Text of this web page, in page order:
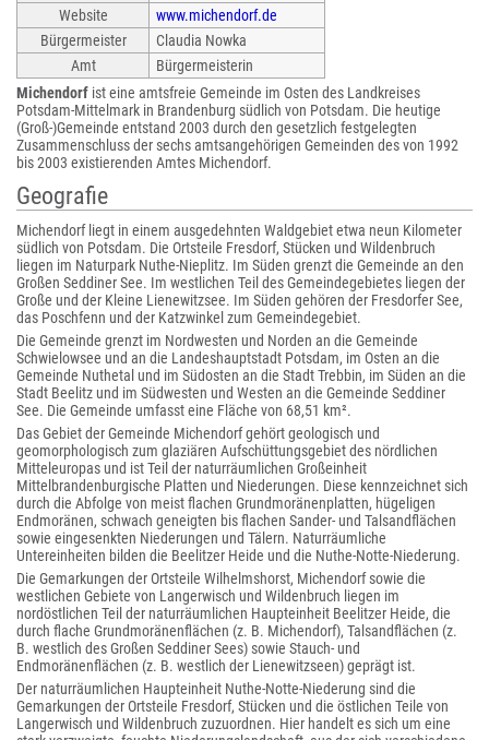
Website
www.michendorf.de
Bürgermeister
Claudia Nowka
Amt
Bürgermeisterin
Michendorf ist eine amtsfreie Gemeinde im Osten des Landkreises
Potsdam-Mittelmark in Brandenburg südlich von Potsdam. Die heutige
(Groß-)Gemeinde entstand 2003 durch den gesetzlich festgelegten
Zusammenschluss der sechs amtsangehörigen Gemeinden des von 1992
bis 2003 existierenden Amtes Michendorf.
Geografie
Michendorf liegt in einem ausgedehnten Waldgebiet etwa neun Kilometer
südlich von Potsdam. Die Ortsteile Fresdorf, Stücken und Wildenbruch
liegen im Naturpark Nuthe-Nieplitz. Im Süden grenzt die Gemeinde an den
Großen Seddiner See. Im westlichen Teil des Gemeindegebietes liegen der
Große und der Kleine Lienewitzsee. Im Süden gehören der Fresdorfer See,
das Poschfenn und der Katzwinkel zum Gemeindegebiet.
Die Gemeinde grenzt im Nordwesten und Norden an die Gemeinde
Schwielowsee und an die Landeshauptstadt Potsdam, im Osten an die
Gemeinde Nuthetal und im Südosten an die Stadt Trebbin, im Süden an die
Stadt Beelitz und im Südwesten und Westen an die Gemeinde Seddiner
See. Die Gemeinde umfasst eine Fläche von 68,51 km².
Das Gebiet der Gemeinde Michendorf gehört geologisch und
geomorphologisch zum glaziären Aufschüttungsgebiet des nördlichen
Mitteleuropas und ist Teil der naturräumlichen Großeinheit
Mittelbrandenburgische Platten und Niederungen. Diese kennzeichnet sich
durch die Abfolge von meist flachen Grundmoränenplatten, hügeligen
Endmoränen, schwach geneigten bis flachen Sander- und Talsandflächen
sowie eingesenkten Niederungen und Tälern. Naturräumliche
Untereinheiten bilden die Beelitzer Heide und die Nuthe-Notte-Niederung.
Die Gemarkungen der Ortsteile Wilhelmshorst, Michendorf sowie die
westlichen Gebiete von Langerwisch und Wildenbruch liegen im
nordöstlichen Teil der naturräumlichen Haupteinheit Beelitzer Heide, die
durch flache Grundmoränenflächen (z. B. Michendorf), Talsandflächen (z.
B. westlich des Großen Seddiner Sees) sowie Stauch- und
Endmoränenflächen (z. B. westlich der Lienewitzseen) geprägt ist.
Der naturräumlichen Haupteinheit Nuthe-Notte-Niederung sind die
Gemarkungen der Ortsteile Fresdorf, Stücken und die östlichen Teile von
Langerwisch und Wildenbruch zuzuordnen. Hier handelt es sich um eine